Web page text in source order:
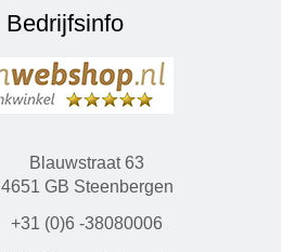
Bedrijfsinfo
Blauwstraat 63
4651 GB Steenbergen
+31 (0)6 -38080006